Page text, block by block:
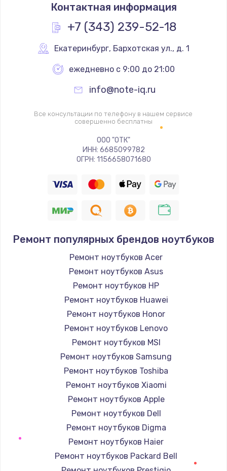
880 руб.
Заказать
Замена кнопки питания
1100 руб.
Заказать
Ремонт мембраны
Заказать
Замена микросхемы зарядки
Заказать
Замена микросхемы управления
1100 руб.
Заказать
Замена микросхемы NFC
1100 руб.
Заказать
Замена разъема наушников
880 руб.
Заказать
Ремонт микросхемы управления
1100 руб.
Контактная информация
+7 (343) 239-52-18
Екатеринбург, Бархотская ул., д. 1
ежедневно с 9:00 до 21:00
info@note-iq.ru
Все консультации по телефону в нашем сервисе
совершенно бесплатны
ООО "ОТК"
ИНН: 6685099782
ОГРН: 1156658071680
Ремонт популярных брендов ноутбуков
Ремонт ноутбуков Acer
Ремонт ноутбуков Asus
Ремонт ноутбуков HP
Ремонт ноутбуков Huawei
Ремонт ноутбуков Honor
Ремонт ноутбуков Lenovo
Ремонт ноутбуков MSI
Ремонт ноутбуков Samsung
Ремонт ноутбуков Toshiba
Ремонт ноутбуков Xiaomi
Ремонт ноутбуков Apple
Ремонт ноутбуков Dell
Ремонт ноутбуков Digma
Ремонт ноутбуков Haier
Ремонт ноутбуков Packard Bell